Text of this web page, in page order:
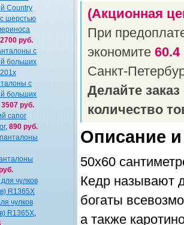
шерстью
2700 руб.
с
больших
,3507 руб.
, 890 руб.
чулков
R1365X,
(Акционная
При
экономите 60.4
Санкт-
Делайте
количество
Описание
50x60
Кедр называют
богаты
а также